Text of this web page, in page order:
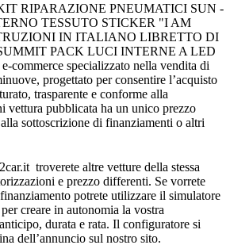
RIPARAZIONE PNEUMATICI SUN -
TESSUTO STICKER "I AM
IN ITALIANO LIBRETTO DI
PACK LUCI INTERNE A LED
commerce specializzato nella vendita di
progettato per consentire l’acquisto
trasparente e conforme alla
vettura pubblicata ha un unico prezzo
sottoscrizione di finanziamenti o altri
troverete altre vetture della stessa
e prezzo differenti. Se vorrete
potrete utilizzare il simulatore
creare in autonomia la vostra
durata e rata. Il configuratore si
dell’annuncio sul nostro sito.